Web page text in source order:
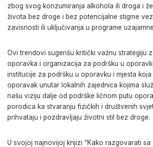
zbog svog konzumiranja alkohola ili droga i
života bez droge i bez potencijalne stigme
zavisnosti ili uključivanja u programe
Ovi trendovi sugerišu kritički važnu strategiju
oporavka i organizacija za podršku u
institucije za podršku u oporavku i mjesta
oporavak unutar lokalnih zajednica kojima
našu viziju dalje od podrške ličnom putu
porodica ka stvaranju fizičkih i društvenih
prihvataju i pozdravljaju životni stil bez droge.
U svojoj najnovijoj knjizi “Kako razgovarati sa